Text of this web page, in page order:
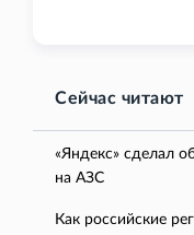
Сейчас читают
«Яндекс» сделал
на АЗС
Как российские